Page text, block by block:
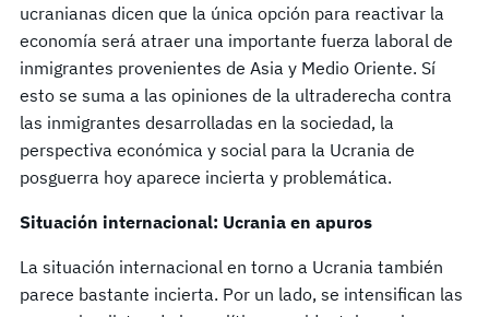
ucranianas dicen que la única opción para reactivar la
economía será atraer una importante fuerza laboral de
inmigrantes provenientes de Asia y Medio Oriente. Sí
esto se suma a las opiniones de la ultraderecha contra
las inmigrantes desarrolladas en la sociedad, la
perspectiva económica y social para la Ucrania de
posguerra hoy aparece incierta y problemática.
Situación internacional: Ucrania en apuros
La situación internacional en torno a Ucrania también
parece bastante incierta. Por un lado, se intensifican las